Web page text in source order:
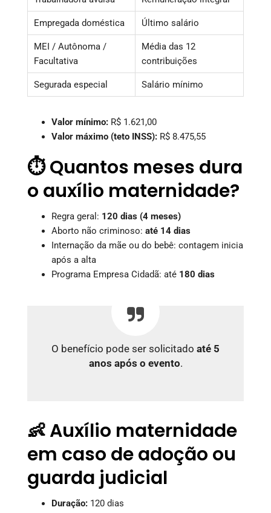
Empregada doméstica Último salário
MEI / Autônoma /
Facultativa
Média das 12
contribuições
Segurada especial Salário mínimo
Valor mínimo: R$ 1.621,00
Valor máximo (teto INSS): R$ 8.475,55
⏱️ Quantos meses dura
o auxílio maternidade?
Regra geral: 120 dias (4 meses)
Aborto não criminoso: até 14 dias
Internação da mãe ou do bebê: contagem inicia
após a alta
Programa Empresa Cidadã: até 180 dias
O benefício pode ser solicitado até 5
anos após o evento.
👶 Auxílio maternidade
em caso de adoção ou
guarda judicial
Duração: 120 dias